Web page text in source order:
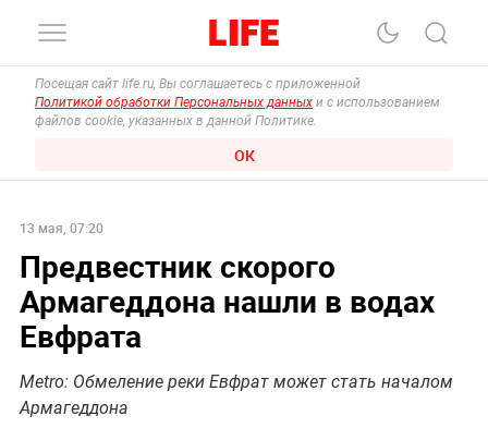
Посещая сайт life.ru, Вы соглашаетесь с приложенной
Политикой обработки Персональных данных и с использованием
файлов cookie, указанных в данной Политике.
ОК
13 мая, 07:20
Предвестник скорого
Армагеддона нашли в водах
Евфрата
Metro: Обмеление реки Евфрат может стать началом
Армагеддона